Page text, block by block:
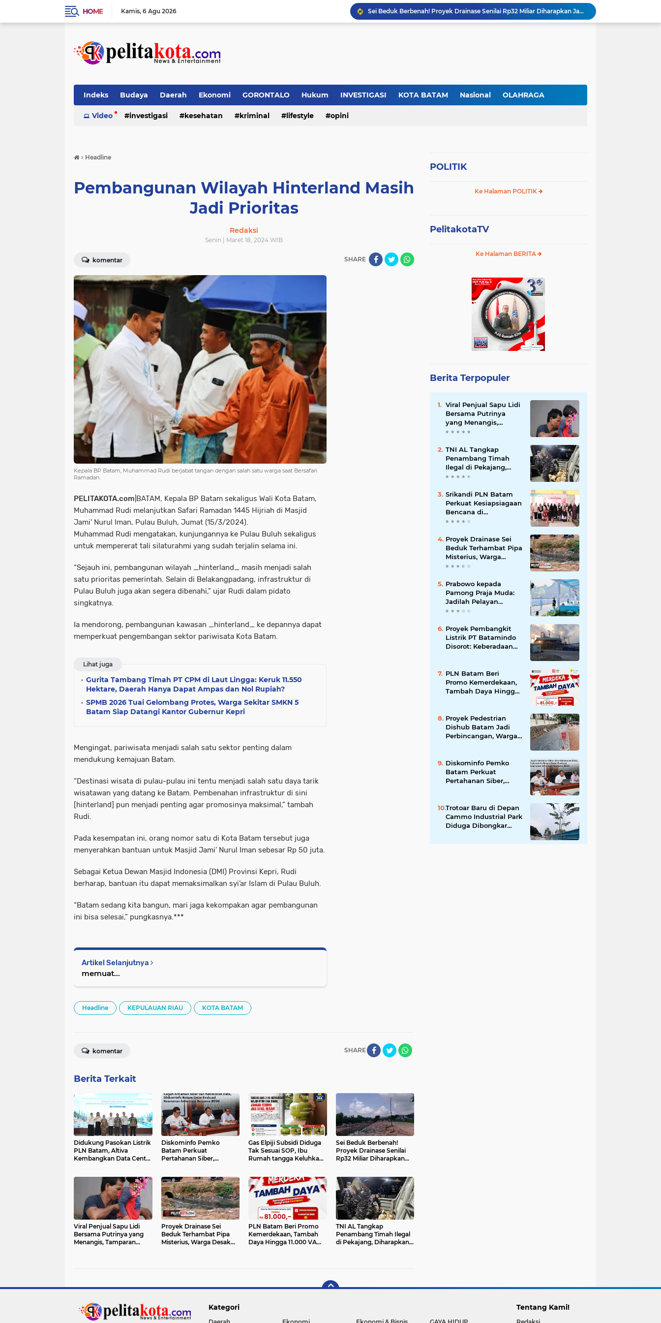
HOME Kamis 6 Agu 2026
Sei Beduk Berbenah! Proyek Drainase Senilai Rp32 Miliar Diharapkan Jadi Solusi Permanen Atasi Banjir
Viral Penjual Sapu Lidi Bersama Putrinya yang Menangis, Tamparan Keras di Tengah Maraknya Korupsi
Trotoar Baru di Depan Cammo Industrial Park Diduga Dibongkar demi Akses Ruko, Pejalan Kaki Kecewa
Indeks Budaya Daerah Ekonomi GORONTALO Hukum INVESTIGASI KOTA BATAM Nasional OLAHRAGA
Pendidikan Politik Sosial
Video investigasi kesehatan kriminal lifestyle opini
› Headline
Pembangunan Wilayah Hinterland Masih
Jadi Prioritas
Redaksi
Senin | Maret 18, 2024 WIB
komentar SHARE
Kepala BP Batam, Muhammad Rudi berjabat tangan dengan salah satu warga saat Bersafari
Ramadan.
PELITAKOTA.com |BATAM, Kepala BP Batam sekaligus Wali Kota Batam,
Muhammad Rudi melanjutkan Safari Ramadan 1445 Hijriah di Masjid
Jami’ Nurul Iman, Pulau Buluh, Jumat (15/3/2024).
Muhammad Rudi mengatakan, kunjungannya ke Pulau Buluh sekaligus
untuk mempererat tali silaturahmi yang sudah terjalin selama ini.
“Sejauh ini, pembangunan wilayah _hinterland_ masih menjadi salah
satu prioritas pemerintah. Selain di Belakangpadang, infrastruktur di
Pulau Buluh juga akan segera dibenahi,” ujar Rudi dalam pidato
singkatnya.
Ia mendorong, pembangunan kawasan _hinterland_ ke depannya dapat
memperkuat pengembangan sektor pariwisata Kota Batam.
Lihat juga
Gurita Tambang Timah PT CPM di Laut Lingga: Keruk 11.550
Hektare, Daerah Hanya Dapat Ampas dan Nol Rupiah?
SPMB 2026 Tuai Gelombang Protes, Warga Sekitar SMKN 5
Batam Siap Datangi Kantor Gubernur Kepri
Mengingat, pariwisata menjadi salah satu sektor penting dalam
mendukung kemajuan Batam.
“Destinasi wisata di pulau-pulau ini tentu menjadi salah satu daya tarik
wisatawan yang datang ke Batam. Pembenahan infrastruktur di sini
[hinterland] pun menjadi penting agar promosinya maksimal,” tambah
Rudi.
Pada kesempatan ini, orang nomor satu di Kota Batam tersebut juga
menyerahkan bantuan untuk Masjid Jami’ Nurul Iman sebesar Rp 50 juta.
Sebagai Ketua Dewan Masjid Indonesia (DMI) Provinsi Kepri, Rudi
berharap, bantuan itu dapat memaksimalkan syi’ar Islam di Pulau Buluh.
“Batam sedang kita bangun, mari jaga kekompakan agar pembangunan
ini bisa selesai,” pungkasnya.***
Artikel Selanjutnya
memuat...
Headline KEPULAUAN RIAU KOTA BATAM
SHARE
komentar
Berita Terkait
Didukung Pasokan Listrik
PLN Batam, Altiva
Kembangkan Data Center
Diskominfo Pemko
Batam Perkuat
Pertahanan Siber,
Pemerintah
Gas Elpiji Subsidi Diduga
Tak Sesuai SOP, Ibu
Rumah tangga Keluhkan
Sei Beduk Berbenah!
Proyek Drainase Senilai
Rp32 Miliar Diharapkan
Viral Penjual Sapu Lidi
Bersama Putrinya yang
Menangis, Tamparan
Proyek Drainase Sei
Beduk Terhambat Pipa
Misterius, Warga Desak
PLN Batam Beri Promo
Kemerdekaan, Tambah
Daya Hingga 11.000 VA
TNI AL Tangkap
Penambang Timah Ilegal
di Pekajang, Diharapkan
POLITIK
Ke Halaman POLITIK
PelitakotaTV
Ke Halaman BERITA
Berita Terpopuler
Viral Penjual Sapu Lidi
Bersama Putrinya
yang Menangis,
Tamparan Keras di
Korupsi
TNI AL Tangkap
Penambang Timah
Ilegal di Pekajang,
Diharapkan Ungkap
Dalang Utama
Srikandi PLN Batam
Perkuat Kesiapsiagaan
Bencana di
Lingkungan
APAR dan Rambu K3
Proyek Drainase Sei
Beduk Terhambat Pipa
Misterius, Warga
Desak Pemerintah
Air
Prabowo kepada
Pamong Praja Muda:
Jadilah Pelayan
Rakyat yang Jujur,
Korupsi
Proyek Pembangkit
Listrik PT Batamindo
Disorot: Keberadaan
Wartawan Jadi
Perhatian
PLN Batam Beri
Promo Kemerdekaan,
Tambah Daya Hingga
Proyek Pedestrian
Dishub Batam Jadi
Perbincangan, Warga
Penggunaan APBD
Diskominfo Pemko
Batam Perkuat
Pertahanan Siber,
Informasi Pemerintah
Trotoar Baru di Depan
Cammo Industrial Park
Diduga Dibongkar
Kategori Tentang Kami!